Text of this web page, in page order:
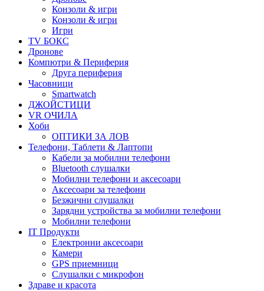
Конзоли & игри
Конзоли & игри
Игри
TV БОКС
Дронове
Компютри & Периферия
Друга периферия
Часовници
Smartwatch
ДЖОЙСТИЦИ
VR ОЧИЛА
Хоби
ОПТИКИ ЗА ЛОВ
Телефони, Таблети & Лаптопи
Кабели за мобилни телефони
Bluetooth слушалки
Мобилни телефони и аксесоари
Аксесоари за телефони
Безжични слушалки
Зарядни устройства за мобилни телефони
Мобилни телефони
IT Продукти
Електронни аксесоари
Камери
GPS приемници
Слушалки с микрофон
Здраве и красота